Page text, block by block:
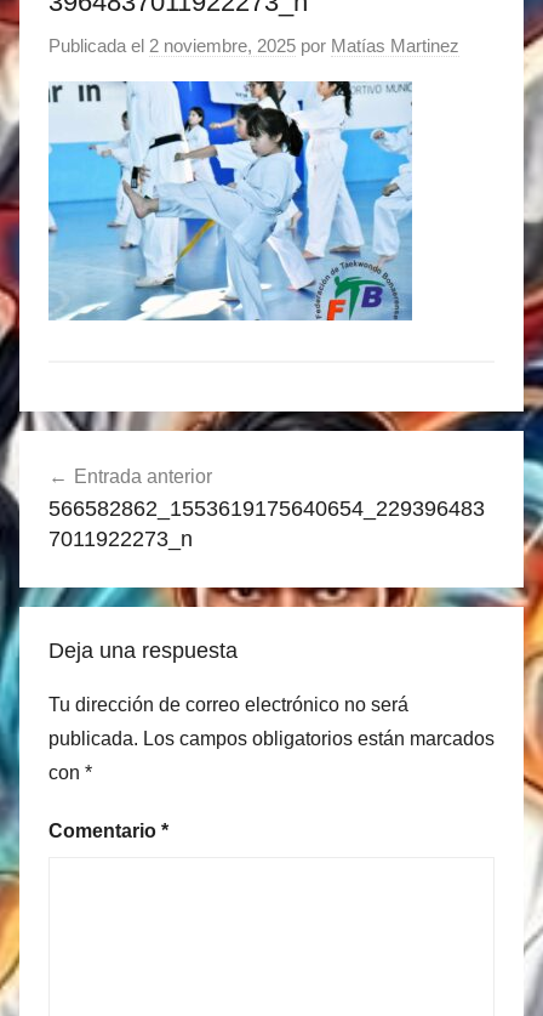
Publicada el 2 noviembre, 2025 por Matías Martinez
de
entradas
Entrada anterior
566582862_1553619175640654_229396483
7011922273_n
Deja una respuesta
Tu dirección de correo electrónico no será
publicada. Los campos obligatorios están marcados
con *
Comentario *